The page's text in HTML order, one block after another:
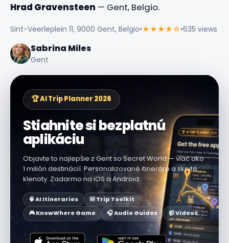
Hrad Gravensteen — Gent, Belgio.
Sint-Veerleplein 11, 9000 Gent, Belgio•★★★★☆•635 views
Sabrina Miles
Gent
🏆 AI Trip Planner 2026
Stiahnite si bezplatnú
aplikáciu
Objavte to najlepšie z Gent so Secret World — viac ako
1 milión destinácií. Personalizované itineráre a skryté
klenoty. Zadarmo na iOS a Android.
🧠 AI Itineraries
🎒 Trip Toolkit
🎮 KnowWhere Game
🎧 Audio Guides 📹 Videos